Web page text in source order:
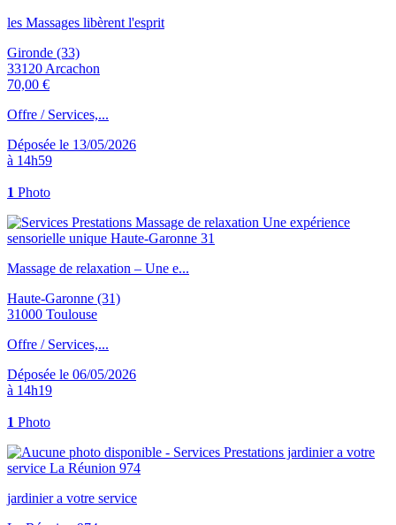
les Massages libèrent l'esprit
Gironde (33)
33120 Arcachon
70,00 €
Offre / Services,...
Déposée le 13/05/2026
à 14h59
1 Photo
Massage de relaxation – Une e...
Haute-Garonne (31)
31000 Toulouse
Offre / Services,...
Déposée le 06/05/2026
à 14h19
1 Photo
jardinier a votre service